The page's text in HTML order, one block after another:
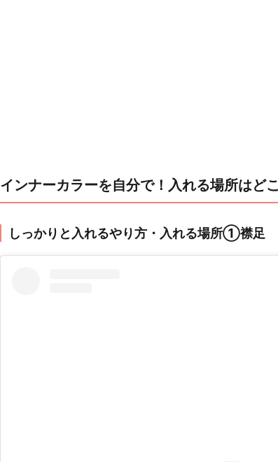
インナーカラーを自分で！入れる場所はど
しっかりと入れるやり方・入れる場所①襟足